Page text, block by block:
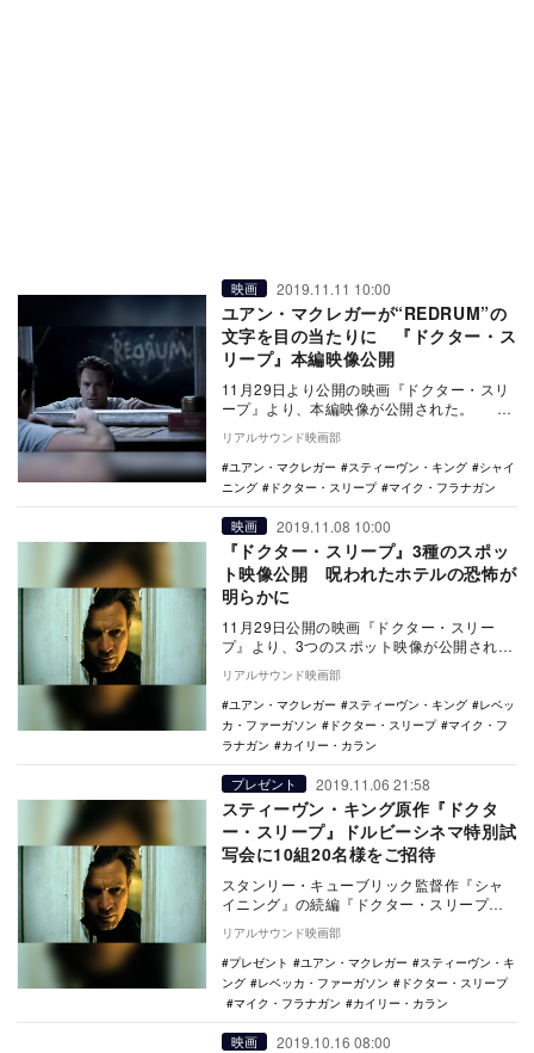
映画 2019.11.11 10:00
ユアン・マクレガーが“REDRUM”の
文字を目の当たりに 『ドクター・ス
リープ』本編映像公開
11月29日より公開の映画『ドクター・スリ
ープ』より、本編映像が公開された。 本
作は、スタンリー・キューブリック監督作
『シ…
リアルサウンド映画部
ユアン・マクレガー
スティーヴン・キング
シャイ
ニング
ドクター・スリープ マイク・フラナガン
映画 2019.11.08 10:00
『ドクター・スリープ』3種のスポッ
ト映像公開 呪われたホテルの恐怖が
明らかに
11月29日公開の映画『ドクター・スリー
プ』より、3つのスポット映像が公開され
た。 本作は、スタンリー・キューブリッ
ク監督作…
リアルサウンド映画部
ユアン・マクレガー
スティーヴン・キング
レベッ
カ・ファーガソン
ドクター・スリープ
マイク・フ
ラナガン
カイリー・カラン
プレゼント 2019.11.06 21:58
スティーヴン・キング原作『ドクタ
ー・スリープ』ドルビーシネマ特別試
写会に10組20名様をご招待
スタンリー・キューブリック監督作『シャ
イニング』の続編『ドクター・スリープ』
が11月29日に公開となる。 スティーヴ
ン・…
リアルサウンド映画部
プレゼント
ユアン・マクレガー
スティーヴン・キ
ング
レベッカ・ファーガソン
ドクター・スリープ
マイク・フラナガン
カイリー・カラン
映画 2019.10.16 08:00